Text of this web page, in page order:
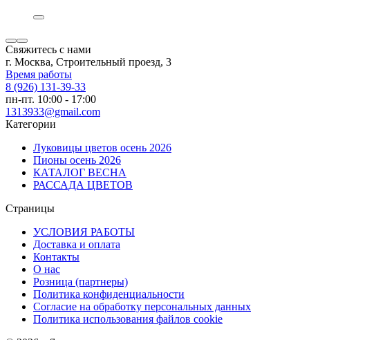
Свяжитесь с нами
г. Москва, Строительный проезд, 3
Время работы
8 (926) 131-39-33
пн-пт. 10:00 - 17:00
1313933@gmail.com
Категории
Луковицы цветов осень 2026
Пионы осень 2026
КАТАЛОГ ВЕСНА
РАССАДА ЦВЕТОВ
Страницы
УСЛОВИЯ РАБОТЫ
Доставка и оплата
Контакты
О наc
Розница (партнеры)
Политика конфиденциальности
Согласие на обработку персональных данных
Политика использования файлов сookie